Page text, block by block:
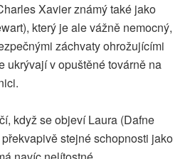
Xavier známý také jako
který je ale vážně nemocný,
záchvaty ohrožujícími
ukrývají v opuštěné továrně na
když se objeví Laura (Dafne
stejné schopnosti jako